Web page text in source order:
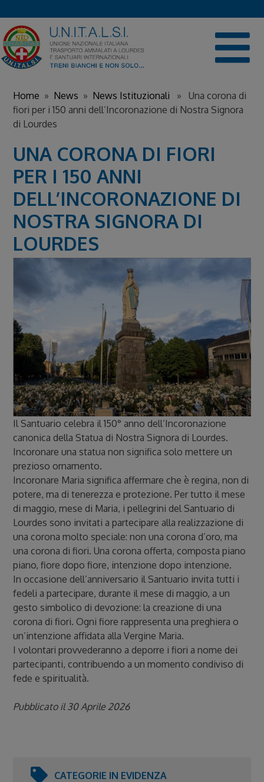
to
content
Home » News » News Istituzionali » Una corona di
fiori per i 150 anni dell’Incoronazione di Nostra Signora
di Lourdes
UNA CORONA DI FIORI
PER I 150 ANNI
DELL’INCORONAZIONE DI
NOSTRA SIGNORA DI
LOURDES
Il Santuario celebra il 150° anno dell’Incoronazione
canonica della Statua di Nostra Signora di Lourdes.
Incoronare una statua non significa solo mettere un
prezioso ornamento.
Incoronare Maria significa affermare che è regina, non di
potere, ma di tenerezza e protezione. Per tutto il mese
di maggio, mese di Maria, i pellegrini del Santuario di
Lourdes sono invitati a partecipare alla realizzazione di
una corona molto speciale: non una corona d’oro, ma
una corona di fiori. Una corona offerta, composta piano
piano, fiore dopo fiore, intenzione dopo intenzione.
In occasione dell’anniversario il Santuario invita tutti i
fedeli a partecipare, durante il mese di maggio, a un
gesto simbolico di devozione: la creazione di una
corona di fiori. Ogni fiore rappresenta una preghiera o
un’intenzione affidata alla Vergine Maria.
I volontari provvederanno a deporre i fiori a nome dei
partecipanti, contribuendo a un momento condiviso di
fede e spiritualità.
Pubblicato il 30 Aprile 2026
CATEGORIE IN EVIDENZA